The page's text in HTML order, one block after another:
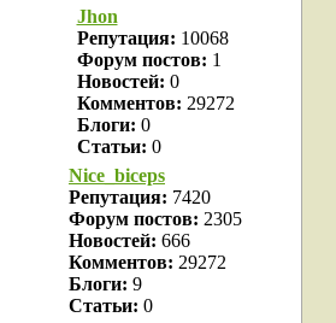
Jhon
Репутация: 10068
Форум постов: 1
Новостей: 0
Комментов: 29272
Блоги: 0
Статьи: 0
Nice_biceps
Репутация: 7420
Форум постов: 2305
Новостей: 666
Комментов: 29272
Блоги: 9
Статьи: 0